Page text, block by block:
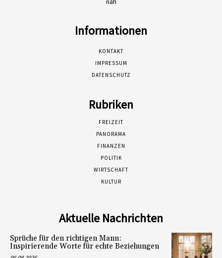
Informationen
KONTAKT
IMPRESSUM
DATENSCHUTZ
Rubriken
FREIZEIT
PANORAMA
FINANZEN
POLITIK
WIRTSCHAFT
KULTUR
Aktuelle Nachrichten
Sprüche für den richtigen Mann:
Inspirierende Worte für echte Beziehungen